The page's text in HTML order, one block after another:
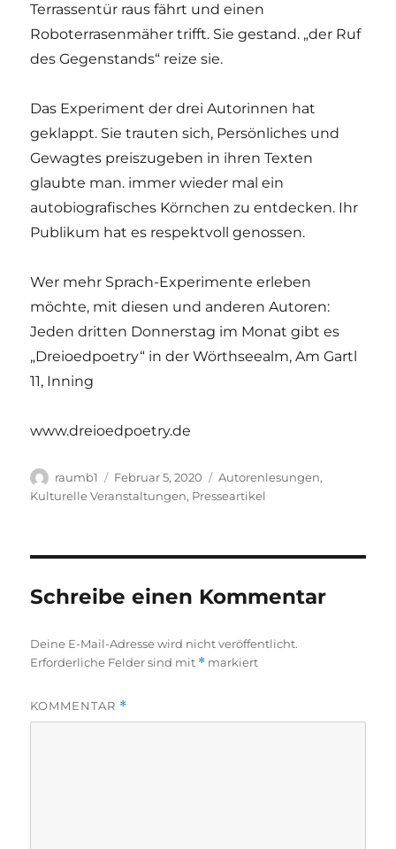
Terrassentür raus fährt und einen
Roboterrasenmäher trifft. Sie gestand. „der Ruf
des Gegenstands“ reize sie.
Das Experiment der drei Autorinnen hat
geklappt. Sie trauten sich, Persönliches und
Gewagtes preiszugeben in ihren Texten
glaubte man. immer wieder mal ein
autobiografisches Körnchen zu entdecken. Ihr
Publikum hat es respektvoll genossen.
Wer mehr Sprach-Experimente erleben
möchte, mit diesen und anderen Autoren:
Jeden dritten Donnerstag im Monat gibt es
„Dreioedpoetry“ in der Wörthseealm, Am Gartl
11, Inning
www.dreioedpoetry.de
Autor
raumb1
Veröffentlicht
am
Februar 5, 2020 Kategorien
Autorenlesungen,
Kulturelle Veranstaltungen, Presseartikel
Schreibe einen Kommentar
Deine E-Mail-Adresse wird nicht veröffentlicht.
Erforderliche Felder sind mit * markiert
KOMMENTAR *